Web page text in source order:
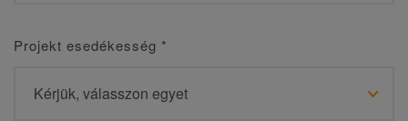
Projekt esedékesség *